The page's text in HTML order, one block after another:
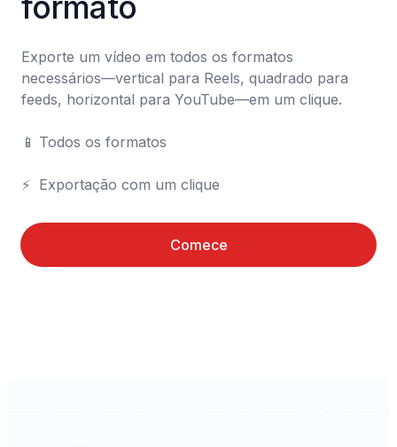
Exporte um vídeo em todos os formatos
necessários—vertical para Reels, quadrado para
feeds, horizontal para YouTube—em um clique.
📱	Todos os formatos
⚡	Exportação com um clique
Comece